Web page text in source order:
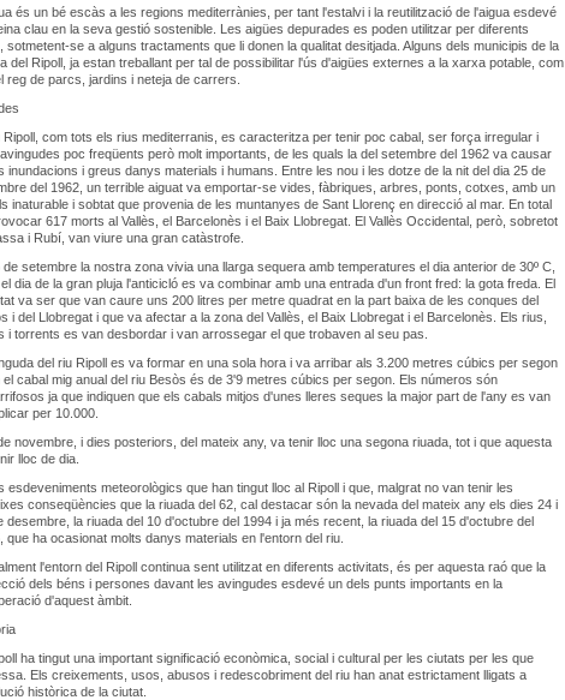
és un bé escàs a les regions mediterrànies, per tant l'estalvi i la reutilització de l'aigua esdevé
clau en la seva gestió sostenible. Les aigües depurades es poden utilitzar per diferents
sotmetent-se a alguns tractaments que li donen la qualitat desitjada. Alguns dels municipis de la
del Ripoll, ja estan treballant per tal de possibilitar l'ús d'aigües externes a la xarxa potable, com
reg de parcs, jardins i neteja de carrers.
Ripoll, com tots els rius mediterranis, es caracteritza per tenir poc cabal, ser força irregular i
poc freqüents però molt importants, de les quals la del setembre del 1962 va causar
inundacions i greus danys materials i humans. Entre les nou i les dotze de la nit del dia 25 de
del 1962, un terrible aiguat va emportar-se vides, fàbriques, arbres, ponts, cotxes, amb un
inaturable i sobtat que provenia de les muntanyes de Sant Llorenç en direcció al mar. En total
617 morts al Vallès, el Barcelonès i el Baix Llobregat. El Vallès Occidental, però, sobretot
i Rubí, van viure una gran catàstrofe.
de setembre la nostra zona vivia una llarga sequera amb temperatures el dia anterior de 30º C,
dia de la gran pluja l'anticicló es va combinar amb una entrada d'un front fred: la gota freda. El
va ser que van caure uns 200 litres per metre quadrat en la part baixa de les conques del
i del Llobregat i que va afectar a la zona del Vallès, el Baix Llobregat i el Barcelonès. Els rius,
i torrents es van desbordar i van arrossegar el que trobaven al seu pas.
del riu Ripoll es va formar en una sola hora i va arribar als 3.200 metres cúbics per segon
el cabal mig anual del riu Besòs és de 3'9 metres cúbics per segon. Els números són
ja que indiquen que els cabals mitjos d'unes lleres seques la major part de l'any es van
per 10.000.
novembre, i dies posteriors, del mateix any, va tenir lloc una segona riuada, tot i que aquesta
lloc de dia.
esdeveniments meteorològics que han tingut lloc al Ripoll i que, malgrat no van tenir les
conseqüències que la riuada del 62, cal destacar són la nevada del mateix any els dies 24 i
desembre, la riuada del 10 d'octubre del 1994 i ja més recent, la riuada del 15 d'octubre del
que ha ocasionat molts danys materials en l'entorn del riu.
l'entorn del Ripoll continua sent utilitzat en diferents activitats, és per aquesta raó que la
dels béns i persones davant les avingudes esdevé un dels punts importants en la
d'aquest àmbit.
ha tingut una important significació econòmica, social i cultural per les ciutats per les que
Els creixements, usos, abusos i redescobriment del riu han anat estrictament lligats a
històrica de la ciutat.